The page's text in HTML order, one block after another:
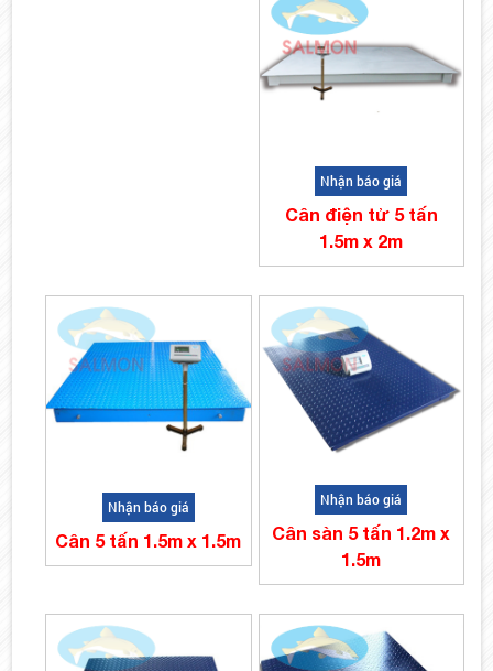
Nhận báo giá
Cân điện tử 5 tấn
1.5m x 2m
Nhận báo giá
Cân 5 tấn 1.5m x 1.5m
Nhận báo giá
Cân sàn 5 tấn 1.2m x
1.5m